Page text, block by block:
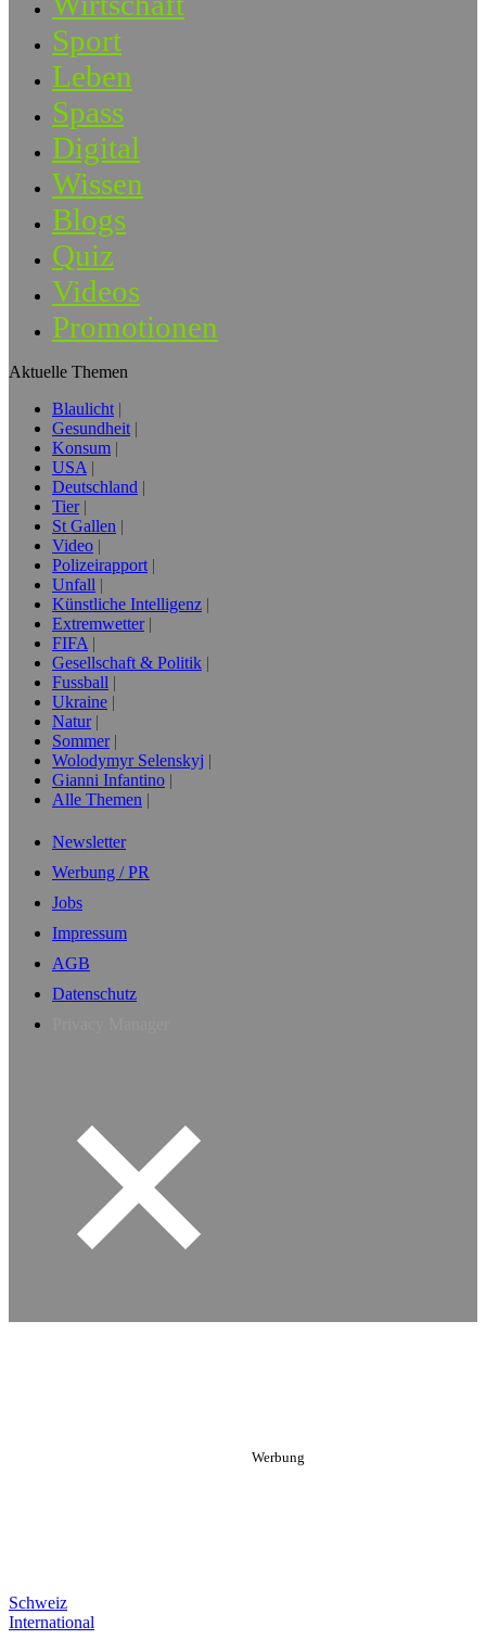
Sport
Leben
Spass
Digital
Wissen
Blogs
Quiz
Videos
Promotionen
Aktuelle Themen
Blaulicht
Gesundheit
Konsum
USA
Deutschland
Tier
St Gallen
Video
Polizeirapport
Unfall
Künstliche Intelligenz
Extremwetter
FIFA
Gesellschaft & Politik
Fussball
Ukraine
Natur
Sommer
Wolodymyr Selenskyj
Gianni Infantino
Alle Themen
Newsletter
Werbung / PR
Jobs
Impressum
AGB
Datenschutz
Schweiz
International